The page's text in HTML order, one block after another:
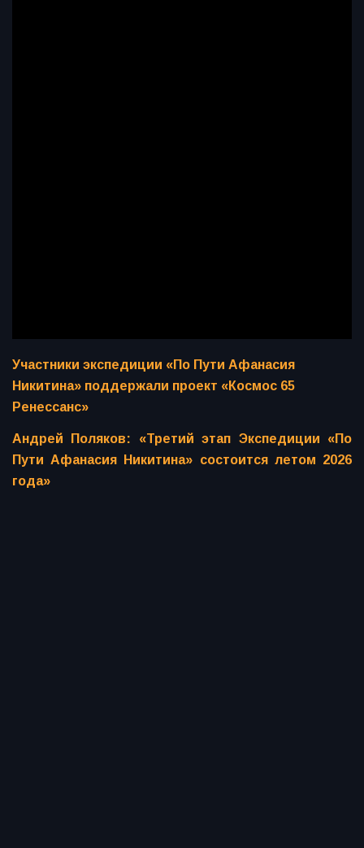
Участники экспедиции «По Пути Афанасия
Никитина» поддержали проект «Космос 65
Ренессанс»
Андрей Поляков: «Третий этап Экспедиции «По
Пути Афанасия Никитина» состоится летом 2026
года»